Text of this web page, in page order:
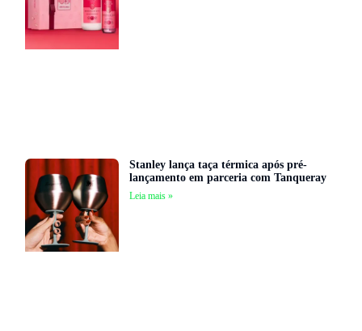
Stanley lança taça térmica após pré-
lançamento em parceria com Tanqueray
Leia mais »